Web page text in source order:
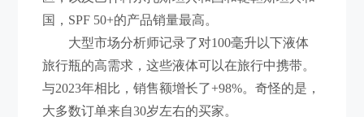
国，SPF 50+的产品销量最高。
大型市场分析师记录了对100毫升以下液体
旅行瓶的高需求，这些液体可以在旅行中携带。
与2023年相比，销售额增长了+98%。奇怪的是，
大多数订单来自30岁左右的买家。